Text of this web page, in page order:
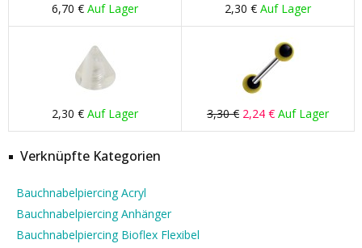
6,70 € Auf Lager 2,30 € Auf Lager
2,30 € Auf Lager 3,30 € 2,24 € Auf Lager
Verknüpfte Kategorien
Bauchnabelpiercing Acryl
Bauchnabelpiercing Anhänger
Bauchnabelpiercing Bioflex Flexibel